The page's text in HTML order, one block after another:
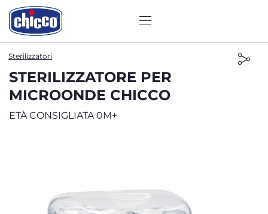
Sterilizzatori
STERILIZZATORE PER
MICROONDE CHICCO
ETÀ CONSIGLIATA 0M+